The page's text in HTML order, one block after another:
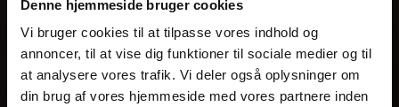
Denne hjemmeside bruger cookies
Vi bruger cookies til at tilpasse vores indhold og
annoncer, til at vise dig funktioner til sociale medier og til
at analysere vores trafik. Vi deler også oplysninger om
din brug af vores hjemmeside med vores partnere inden